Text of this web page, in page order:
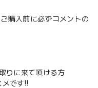
購入前に必ずコメントの
りに来て頂ける方
です‼️